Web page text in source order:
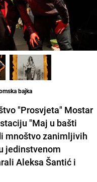
bajka
"Prosvjeta" Mostar
"Maj u bašti
mnoštvo zanimljivih
jedinstvenom
Aleksa Šantić i